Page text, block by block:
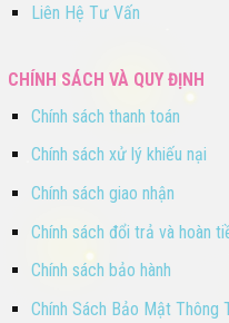
Liên Hệ Tư Vấn
CHÍNH SÁCH VÀ QUY ĐỊNH
Chính sách thanh toán
Chính sách xử lý khiếu nại
Chính sách giao nhận
Chính sách đổi trả và hoàn
Chính sách bảo hành
Chính Sách Bảo Mật Thông